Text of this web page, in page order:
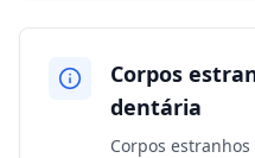
Corpos
dentária
Corpos